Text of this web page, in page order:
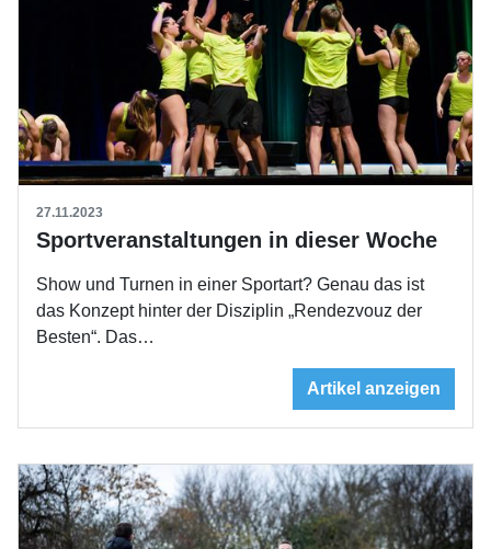
27.11.2023
Sportveranstaltungen in dieser Woche
Show und Turnen in einer Sportart? Genau das ist
das Konzept hinter der Disziplin „Rendezvouz der
Besten“. Das…
Artikel anzeigen